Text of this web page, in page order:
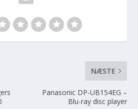
NÆSTE
Panasonic DP-UB154EG –
Blu-ray disc player